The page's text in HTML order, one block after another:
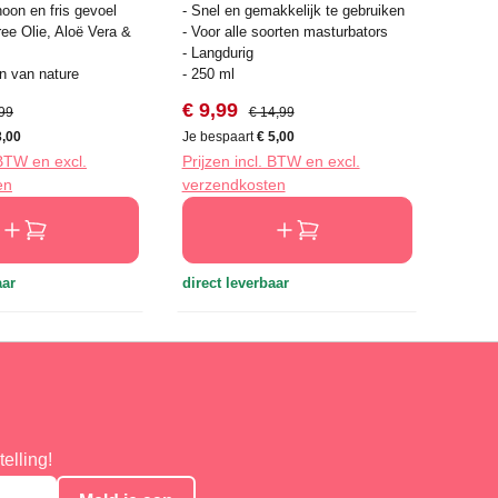
en fris gevoel
Olie, Aloë Vera &
van nature
prijs:
en excl.
- Snel en gemakkelijk te gebruiken
- Voor alle soorten masturbators
- Langdurig
- 250 ml
Verkoopprijs:
€ 9,99 Normale prijs:
€ 14,99
Je bespaart€ 5,00
Prijzen incl. BTW en excl.
verzendkosten
direct leverbaar